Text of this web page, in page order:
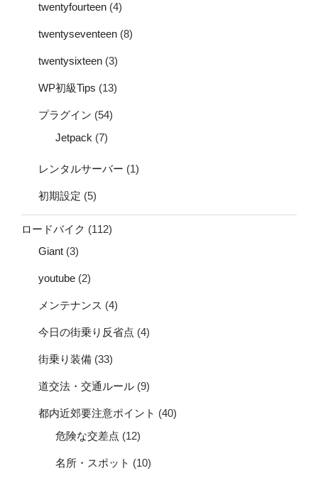
twentyfourteen (4)
twentyseventeen (8)
twentysixteen (3)
WP初級Tips (13)
プラグイン (54)
Jetpack (7)
レンタルサーバー (1)
初期設定 (5)
ロードバイク (112)
Giant (3)
youtube (2)
メンテナンス (4)
今日の街乗り反省点 (4)
街乗り装備 (33)
道交法・交通ルール (9)
都内近郊要注意ポイント (40)
危険な交差点 (12)
名所・スポット (10)